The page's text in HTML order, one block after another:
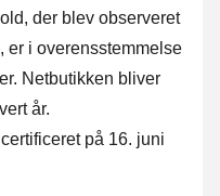
der blev observeret
er i overensstemmelse
Netbutikken bliver
år.
på 16. juni